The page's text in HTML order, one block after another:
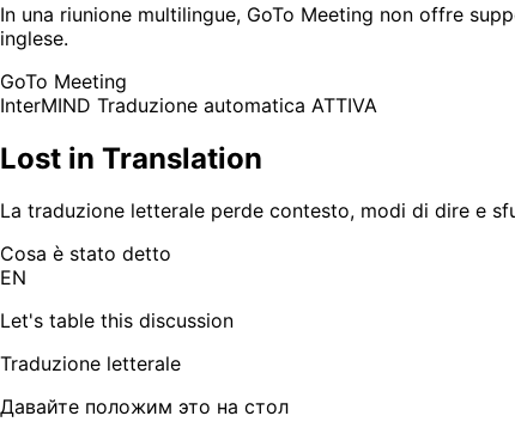
In una riunione multilingue, GoTo Meeting non offre
inglese.
GoTo Meeting
InterMIND Traduzione automatica ATTIVA
Lost in Translation
La traduzione letterale perde contesto, modi di dire e
Cosa è stato detto
EN
Let's table this discussion
Traduzione letterale
Давайте положим это на стол